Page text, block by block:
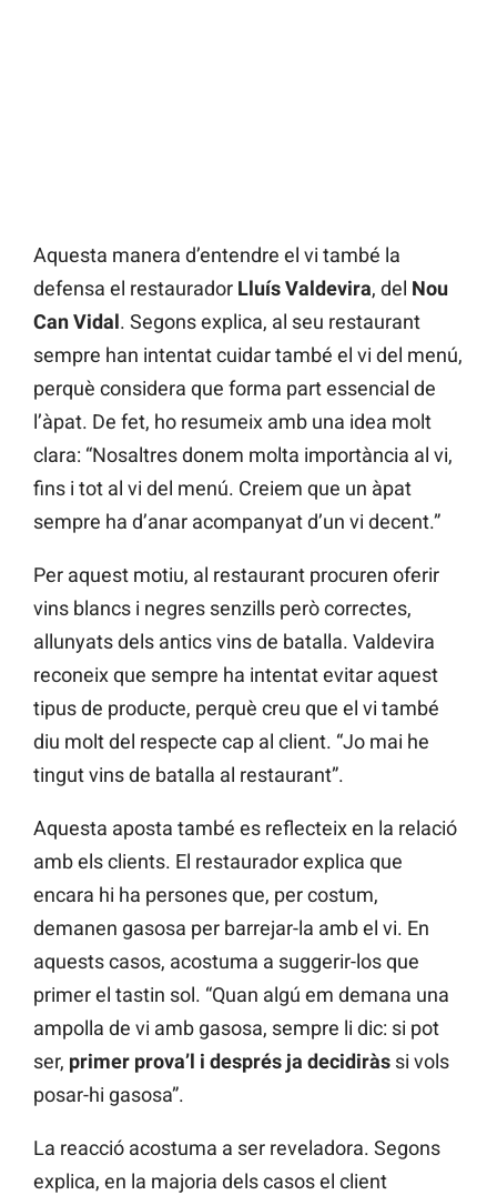
Aquesta manera d’entendre el vi també la
defensa el restaurador Lluís Valdevira, del Nou
Can Vidal. Segons explica, al seu restaurant
sempre han intentat cuidar també el vi del menú,
perquè considera que forma part essencial de
l’àpat. De fet, ho resumeix amb una idea molt
clara: “Nosaltres donem molta importància al vi,
fins i tot al vi del menú. Creiem que un àpat
sempre ha d’anar acompanyat d’un vi decent.”
Per aquest motiu, al restaurant procuren oferir
vins blancs i negres senzills però correctes,
allunyats dels antics vins de batalla. Valdevira
reconeix que sempre ha intentat evitar aquest
tipus de producte, perquè creu que el vi també
diu molt del respecte cap al client. “Jo mai he
tingut vins de batalla al restaurant”.
Aquesta aposta també es reflecteix en la relació
amb els clients. El restaurador explica que
encara hi ha persones que, per costum,
demanen gasosa per barrejar-la amb el vi. En
aquests casos, acostuma a suggerir-los que
primer el tastin sol. “Quan algú em demana una
ampolla de vi amb gasosa, sempre li dic: si pot
ser, primer prova’l i després ja decidiràs si vols
posar-hi gasosa”.
La reacció acostuma a ser reveladora. Segons
explica, en la majoria dels casos el client